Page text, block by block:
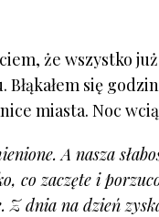
że wszystko
Błąkałem się
miasta. Noc
A nasza
zaczęte i
dnia na dzień